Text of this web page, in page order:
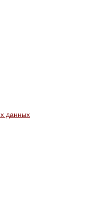
данных